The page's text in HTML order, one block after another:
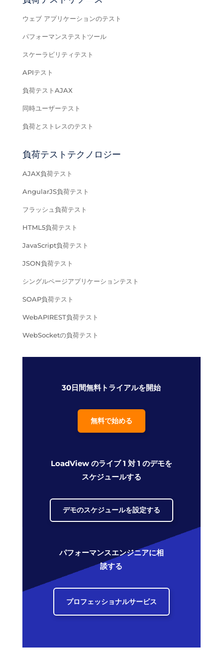
ウェブ アプリケーションのテスト
パフォーマンステストツール
スケーラビリティテスト
APIテスト
負荷テストAJAX
同時ユーザーテスト
負荷とストレスのテスト
負荷テストテクノロジー
AJAX負荷テスト
AngularJS負荷テスト
フラッシュ負荷テスト
HTML5負荷テスト
JavaScript負荷テスト
JSON負荷テスト
シングルページアプリケーションテスト
SOAP負荷テスト
WebAPIREST負荷テスト
WebSocketの負荷テスト
30日間無料トライアルを開始
無料で始める
LoadView のライブ 1 対 1 のデモを
スケジュールする
デモのスケジュールを設定する
パフォーマンスエンジニアに相
談する
プロフェッショナルサービス